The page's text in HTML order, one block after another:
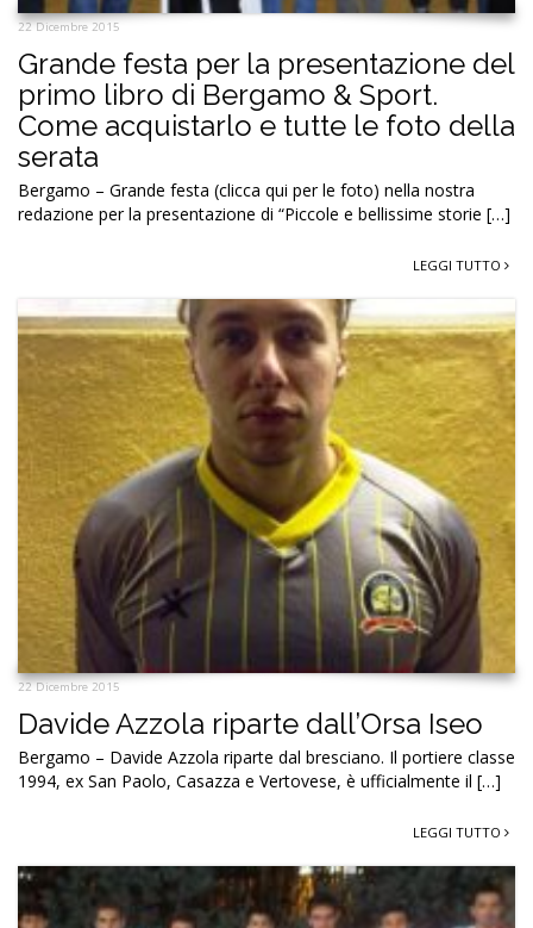
22 Dicembre 2015
Grande festa per la presentazione del
primo libro di Bergamo & Sport.
Come acquistarlo e tutte le foto della
serata
Bergamo – Grande festa (clicca qui per le foto) nella nostra
redazione per la presentazione di “Piccole e bellissime storie […]
LEGGI TUTTO
22 Dicembre 2015
Davide Azzola riparte dall’Orsa Iseo
Bergamo – Davide Azzola riparte dal bresciano. Il portiere classe
1994, ex San Paolo, Casazza e Vertovese, è ufficialmente il […]
LEGGI TUTTO